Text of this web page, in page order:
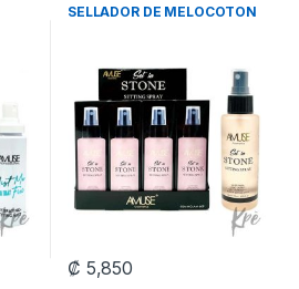
SELLADOR DE MELOCOTON
₡ 5,850